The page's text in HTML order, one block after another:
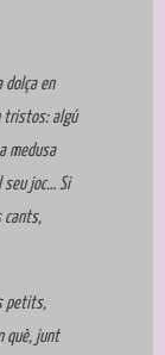
dolça en
tristos: algú
medusa
seu joc… Si
cants,
petits,
què, junt